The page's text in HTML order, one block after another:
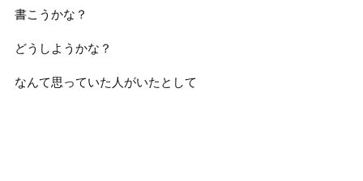
書こうかな？
どうしようかな？
なんて思っていた人がいたとして